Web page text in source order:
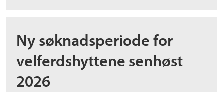
Ny søknadsperiode for
velferdshyttene senhøst
2026